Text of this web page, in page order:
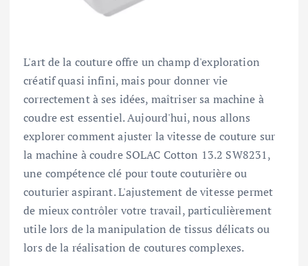
L'art de la couture offre un champ d'exploration
créatif quasi infini, mais pour donner vie
correctement à ses idées, maîtriser sa machine à
coudre est essentiel. Aujourd'hui, nous allons
explorer comment ajuster la vitesse de couture sur
la machine à coudre SOLAC Cotton 13.2 SW8231,
une compétence clé pour toute couturière ou
couturier aspirant. L'ajustement de vitesse permet
de mieux contrôler votre travail, particulièrement
utile lors de la manipulation de tissus délicats ou
lors de la réalisation de coutures complexes.